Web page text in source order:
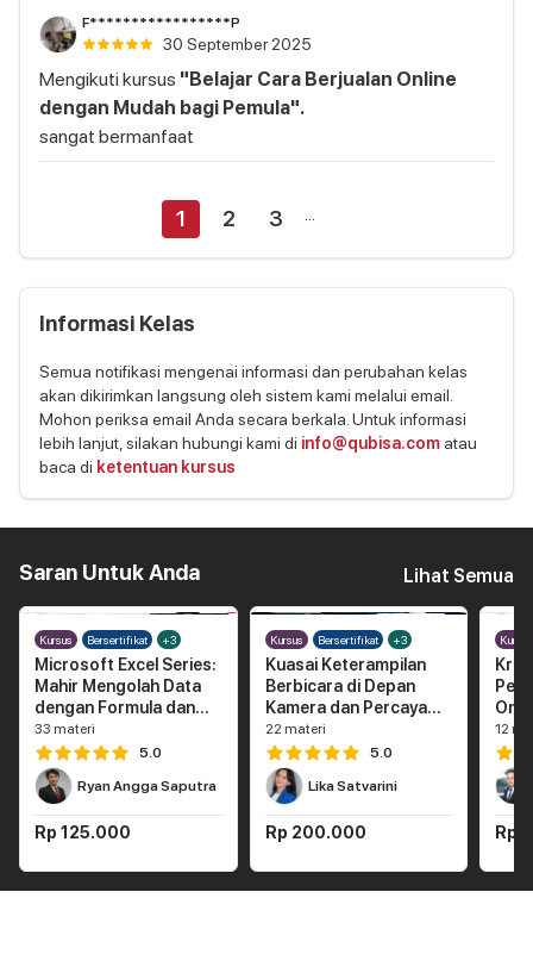
F*****************P
30 September 2025
Mengikuti kursus "Belajar Cara Berjualan Online
dengan Mudah bagi Pemula".
sangat bermanfaat
1 2 3 ...
Informasi Kelas
Semua notifikasi mengenai informasi dan perubahan kelas
akan dikirimkan langsung oleh sistem kami melalui email.
Mohon periksa email Anda secara berkala. Untuk informasi
lebih lanjut, silakan hubungi kami di info@qubisa.com atau
baca di ketentuan kursus
Saran Untuk Anda Lihat Semua
Kursus Bersertifikat +3
Microsoft Excel Series:
Mahir Mengolah Data
dengan Formula dan
Function
33 materi
5.0
Ryan Angga Saputra
Rp 125.000
Kursus Bersertifikat +3
Kuasai Keterampilan
Berbicara di Depan
Kamera dan Percaya
Diri Membuat Konten
22 materi
5.0
Lika Satvarini
Rp 200.000
Kursus
12
Rp